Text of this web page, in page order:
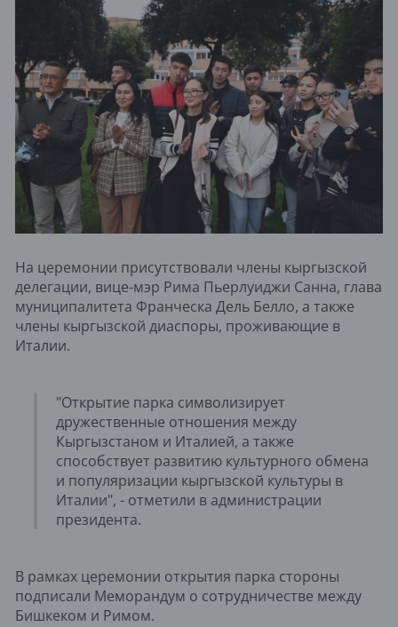
На церемонии присутствовали члены кыргызской
делегации, вице-мэр Рима Пьерлуиджи Санна, глава
муниципалитета Франческа Дель Белло, а также
члены кыргызской диаспоры, проживающие в
Италии.
"Открытие парка символизирует
дружественные отношения между
Кыргызстаном и Италией, а также
способствует развитию культурного обмена
и популяризации кыргызской культуры в
Италии", - отметили в администрации
президента.
В рамках церемонии открытия парка стороны
подписали Меморандум о сотрудничестве между
Бишкеком и Римом.